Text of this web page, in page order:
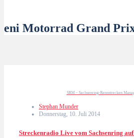
eni Motorrad Grand
SRM – Sachsenring-Rennstrecken
Stephan Munder
Donnerstag, 10. Juli 2014
Streckenradio Live vom Sachsenring auf